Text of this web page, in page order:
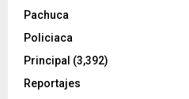
Pachuca
Policiaca
Principal (3,392)
Reportajes